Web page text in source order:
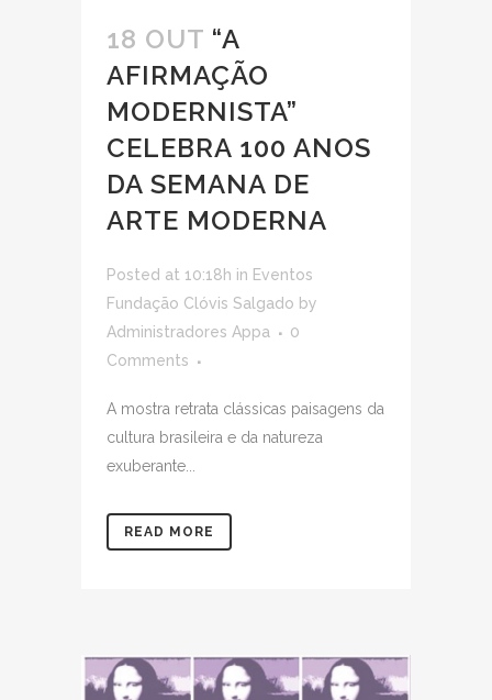
18 OUT “A
AFIRMAÇÃO
MODERNISTA”
CELEBRA 100 ANOS
DA SEMANA DE
ARTE MODERNA
Posted at 10:18h in Eventos
Fundação Clóvis Salgado by
Administradores Appa
0
Comments
A mostra retrata clássicas paisagens da
cultura brasileira e da natureza
exuberante...
READ MORE